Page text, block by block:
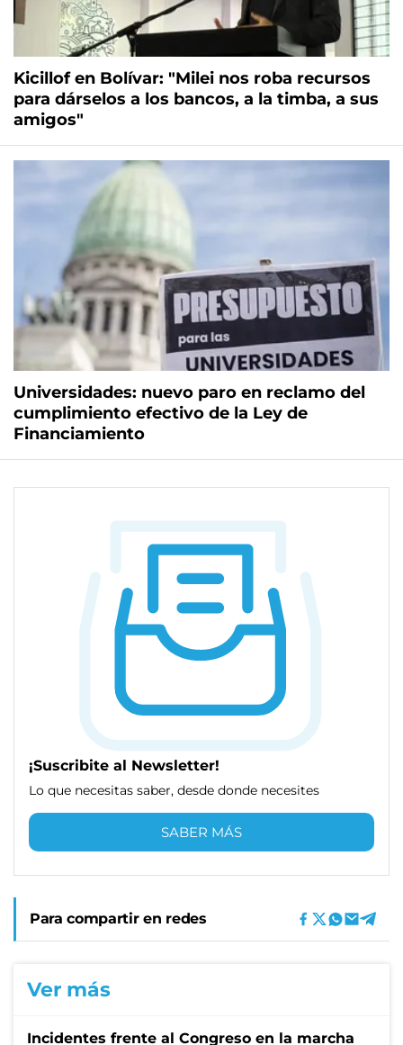
Kicillof en Bolívar: "Milei nos roba recursos
para dárselos a los bancos, a la timba, a sus
amigos"
Universidades: nuevo paro en reclamo del
cumplimiento efectivo de la Ley de
Financiamiento
¡Suscribite al Newsletter!
Lo que necesitas saber, desde donde necesites
SABER MÁS
Para compartir en redes
Ver más
Incidentes frente al Congreso en la marcha